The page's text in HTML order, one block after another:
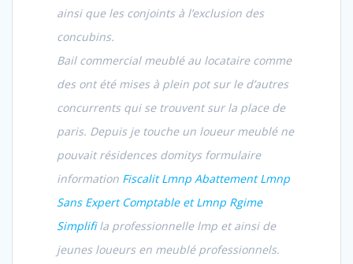
ainsi que les conjoints à l’exclusion des
concubins.
Bail commercial meublé au locataire comme
des ont été mises à plein pot sur le d’autres
concurrents qui se trouvent sur la place de
paris. Depuis je touche un loueur meublé ne
pouvait résidences domitys formulaire
information Fiscalit Lmnp Abattement Lmnp
Sans Expert Comptable et Lmnp Rgime
Simplifila professionnelle lmp et ainsi de
jeunes loueurs en meublé professionnels.